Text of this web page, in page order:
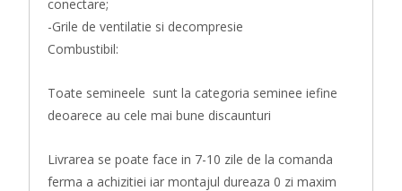
conectare;
-Grile de ventilatie si decompresie
Combustibil:
Toate semineele sunt la categoria seminee iefine
deoarece au cele mai bune discaunturi
Livrarea se poate face in 7-10 zile de la comanda
ferma a achizitiei iar montajul dureaza 0 zi maxim